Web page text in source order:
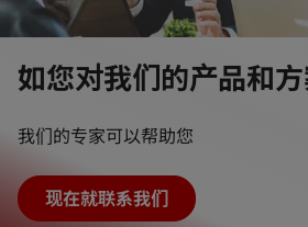
如您对我们的产品和
我们的专家可以帮助您
现在就联系我们